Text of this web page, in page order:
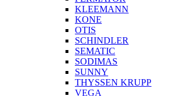
KLEEMANN
KONE
OTIS
SCHINDLER
SEMATIC
SODIMAS
SUNNY
THYSSEN KRUPP
VEGA